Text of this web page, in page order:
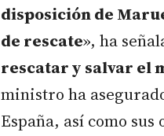
disposición de
de rescate», ha
rescatar y salvar el
ministro ha
España, así como